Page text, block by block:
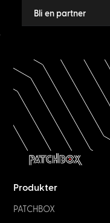
Bli en partner
Produkter
PATCHBOX